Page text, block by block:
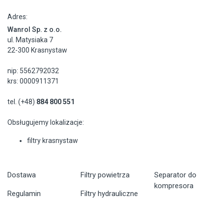
Adres:
Wanrol Sp. z o.o.
ul. Matysiaka 7
22-300 Krasnystaw
nip: 5562792032
krs: 0000911371
tel. (+48) 884 800 551
Obsługujemy lokalizacje:
filtry krasnystaw
Dostawa
Regulamin
Filtry powietrza
Filtry hydrauliczne
Separator do
kompresora